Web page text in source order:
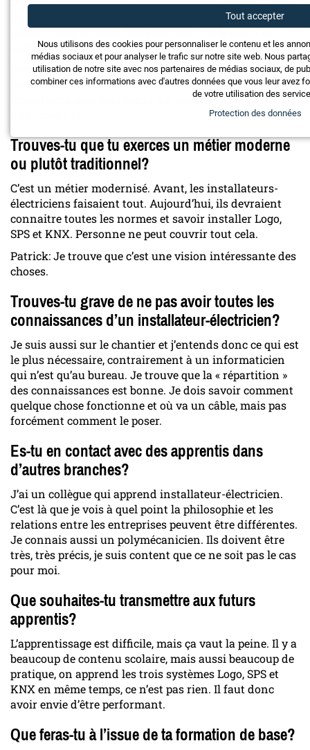
derrière. On s’acharne sur les erreurs, au lieu de le dire
quand quelque chose fonctionne et que le client est
satisfait. Il manque parfois de vivre-ensemble.
Patrick: Je peux confirmer cela. Tout doit simplement
fonctionner et ce que cela implique n’a aucune
importance pour les clients. La valorisation fait
Trouves-tu que tu exerces un métier moderne
ou plutôt traditionnel?
C’est un métier modernisé. Avant, les installateurs-
électriciens faisaient tout. Aujourd’hui, ils devraient
connaitre toutes les normes et savoir installer Logo,
SPS et KNX. Personne ne peut couvrir tout cela.
Patrick: Je trouve que c’est une vision intéressante des
choses.
Trouves-tu grave de ne pas avoir toutes les
connaissances d’un installateur-électricien?
Je suis aussi sur le chantier et j’entends donc ce qui est
le plus nécessaire, contrairement à un informaticien
qui n’est qu’au bureau. Je trouve que la « répartition »
des connaissances est bonne. Je dois savoir comment
quelque chose fonctionne et où va un câble, mais pas
forcément comment le poser.
Es-tu en contact avec des apprentis dans
d’autres branches?
J’ai un collègue qui apprend installateur-électricien.
C’est là que je vois à quel point la philosophie et les
relations entre les entreprises peuvent être différentes.
Je connais aussi un polymécanicien. Ils doivent être
très, très précis, je suis content que ce ne soit pas le cas
pour moi.
Que souhaites-tu transmettre aux futurs
apprentis?
L’apprentissage est difficile, mais ça vaut la peine. Il y a
beaucoup de contenu scolaire, mais aussi beaucoup de
pratique, on apprend les trois systèmes Logo, SPS et
KNX en même temps, ce n’est pas rien. Il faut donc
avoir envie d’être performant.
Que feras-tu à l’issue de ta formation de base?
Tout accepter
Nous utilisons des cookies pour personnaliser le contenu et les
médias sociaux et pour analyser le trafic sur notre site web. Nous
utilisation de notre site avec nos partenaires de médias sociaux, de
combiner ces informations avec d'autres données que vous leur avez
de votre utilisation des
Protection des données